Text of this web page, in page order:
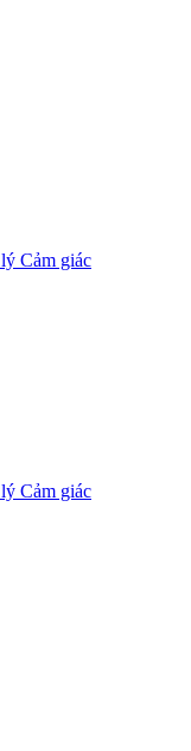
Cảm giác
Cảm giác